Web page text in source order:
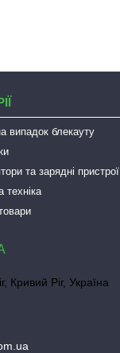
випадок блекауту
та зарядні пристрої
техніка
Кривий Ріг, Україна